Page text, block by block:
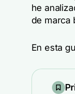
he
de marca
En esta